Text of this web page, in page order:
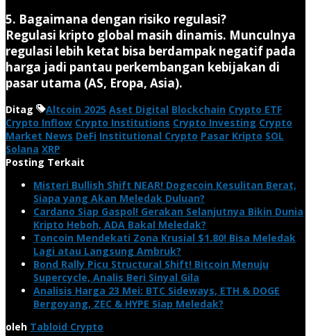
5. Bagaimana dengan risiko regulasi?
Regulasi kripto global masih dinamis. Munculnya
regulasi lebih ketat bisa berdampak negatif pada
harga jadi pantau perkembangan kebijakan di
pasar utama (AS, Eropa, Asia).
Ditag Altcoin 2025 Aset Digital Blockchain Crypto ETF
Crypto Inflow Crypto Institutions Crypto Investing Crypto
Market News DeFi Institutional Crypto Pasar Kripto SOL
Solana XRP
Posting Terkait
Misteri Bullish Shift NEAR! Dogecoin Kesulitan Berat,
Siapa yang Akan Meledak Duluan?
Cardano Siap Gaspol! Gerakan Selanjutnya Bikin Dunia
Kripto Heboh, ADA Bakal Meledak?
Toncoin Mendekati Zona Krusial $1.80! Bisa Meledak
Lagi atau Langsung Ambruk?
Bond Rally Picu Structural Shift! Bitcoin Menuju
Supercycle, Analis Beri Sinyal Gila
Analisis Harga 23 Mei: BTC Sideways, ETH & DOGE
Bergoyang, ZEC & HYPE Siap Meledak?
oleh Tabloid Crypto